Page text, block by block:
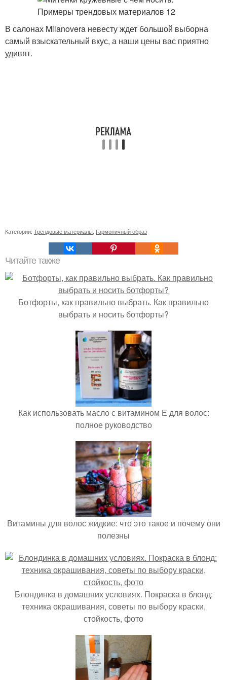
В салонах Milanovera невесту ждет большой выборна
самый взыскательный вкус, а наши цены вас приятно
удивят.
Категории: Трендовые материалы Гармоничный образ
Читайте также
Ботфорты, как правильно выбрать. Как правильно
выбрать и носить ботфорты?
Как использовать масло с витамином Е для волос:
полное руководство
Витамины для волос жидкие: что это такое и почему они
полезны
Блондинка в домашних условиях. Покраска в блонд:
техника окрашивания, советы по выбору краски,
стойкость, фото